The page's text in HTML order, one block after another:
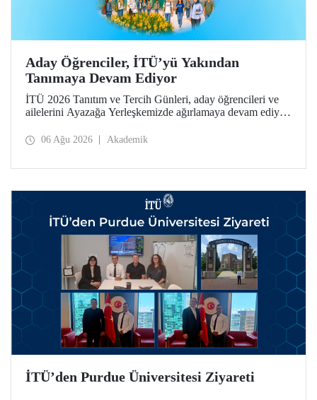
Aday Öğrenciler, İTÜ’yü Yakından
Tanımaya Devam Ediyor
İTÜ 2026 Tanıtım ve Tercih Günleri, aday öğrencileri ve
ailelerini Ayazağa Yerleşkemizde ağırlamaya devam ediyor.
ilgili fakülte ve birimler adaylara bilgi vermeye devam
06 Ağu 2026 Akademik
İTÜ’den Purdue Üniversitesi Ziyareti